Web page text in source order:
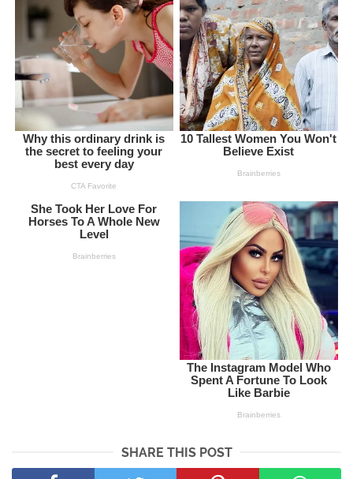
SHARE THIS POST